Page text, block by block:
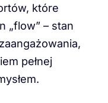
które
„flow” – stan
pełnej